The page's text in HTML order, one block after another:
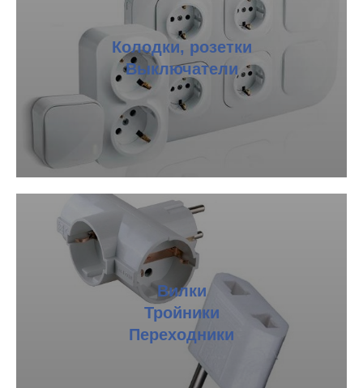
Колодки, розетки
Выключатели
Вилки
Тройники
Переходники